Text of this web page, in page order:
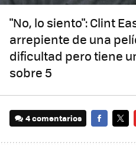
"No, lo siento": Clint
arrepiente de una
dificultad pero tiene
sobre 5
4 comentarios